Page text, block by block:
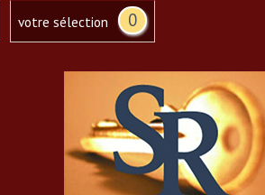
votre sélection 0